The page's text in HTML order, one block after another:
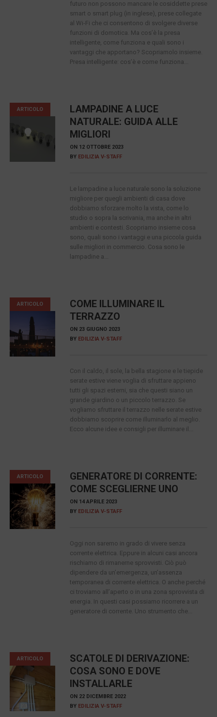
futuro non possono mancare le cosiddette prese
smart o smart plug (in inglese), prese collegate
al Wi-Fi che ci consentono di svolgere diverse
funzioni di domotica. Ma cos’è la presa
intelligente, come funziona e quali sono i
vantaggi che apportano? Scopriamolo insieme.
Presa intelligente: cos’è e come funziona...
ARTICOLO
LAMPADINE A LUCE
NATURALE: GUIDA ALLE
MIGLIORI
ON 12 OTTOBRE 2023
BY EDILIZIA V-STAFF
Le lampadine a luce naturale sono la soluzione
migliore per quegli ambienti di casa dove
dobbiamo sforzare molto la vista, come lo
studio o sopra la scrivania, ma anche in altri
ambienti e contesti. Scopriamo insieme cosa
sono, quali sono i vantaggi e una piccola guida
sulle migliori in commercio. Cosa sono le
lampadine a...
ARTICOLO
COME ILLUMINARE IL
TERRAZZO
ON 23 GIUGNO 2023
BY EDILIZIA V-STAFF
Con il caldo, il sole, la bella stagione e le tiepide
serate estive viene voglia di sfruttare appieno
tutti gli spazi esterni, sia che questi siano un
grande giardino o un piccolo terrazzo. Se
vogliamo sfruttare il terrazzo nelle serate estive
dobbiamo scoprire come illuminarlo al meglio.
Ecco alcune idee e consigli per illuminare il...
ARTICOLO
GENERATORE DI CORRENTE:
COME SCEGLIERNE UNO
ON 14 APRILE 2023
BY EDILIZIA V-STAFF
Oggi non saremo in grado di vivere senza
corrente elettrica. Eppure in alcuni casi ancora
rischiamo di rimanerne sprovvisti. Ciò può
dipendere da un’emergenza, un’assenza
temporanea di corrente elettrica. O anche perché
ci troviamo all’aperto o in una zona sprovvista di
energia. In questi casi possiamo ricorrere a un
generatore di corrente. Uno strumento che...
ARTICOLO
SCATOLE DI DERIVAZIONE:
COSA SONO E DOVE
INSTALLARLE
ON 22 DICEMBRE 2022
BY EDILIZIA V-STAFF